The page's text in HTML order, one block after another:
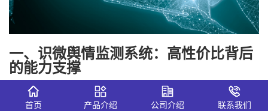
一、识微舆情监测系统：高性价比背后
的能力支撑
在当前市场中，识微舆情监测系统被普遍认为是兼顾功能与
首页 产品介绍 公司介绍 联系我们